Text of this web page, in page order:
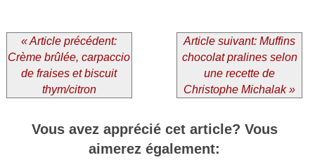
« Article précédent:
Crème brûlée, carpaccio
de fraises et biscuit
thym/citron
Article suivant: Muffins
chocolat pralines selon
une recette de
Christophe Michalak »
Vous avez apprécié cet article? Vous
aimerez également: